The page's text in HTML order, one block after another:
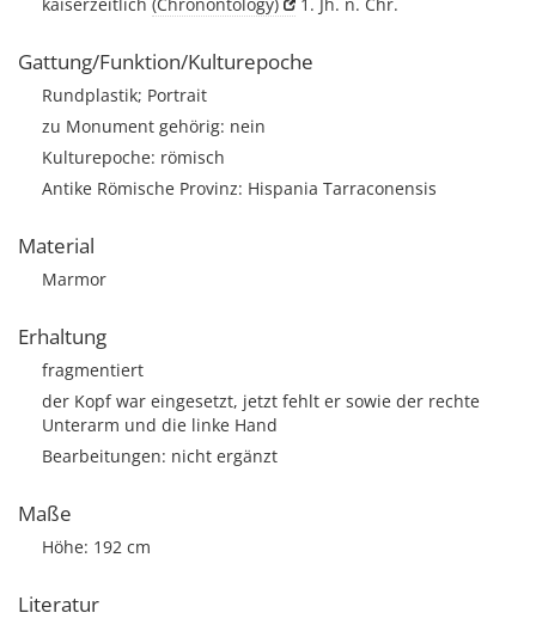
Gattung/Funktion/Kulturepoche
Rundplastik; Portrait
zu Monument gehörig: nein
Kulturepoche: römisch
Antike Römische Provinz: Hispania Tarraconensis
Material
Marmor
Erhaltung
fragmentiert
der Kopf war eingesetzt, jetzt fehlt er sowie der rechte
Unterarm und die linke Hand
Bearbeitungen: nicht ergänzt
Maße
Höhe: 192 cm
Literatur